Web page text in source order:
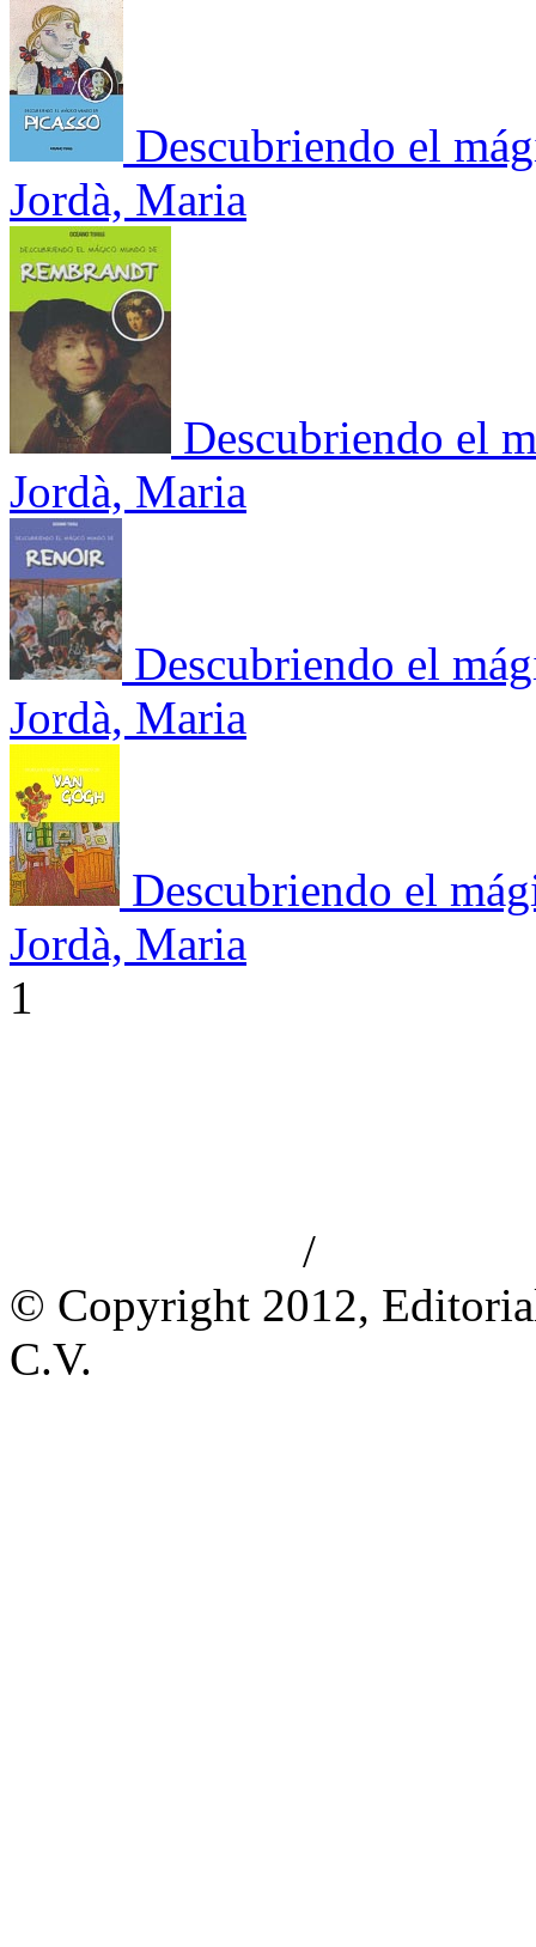
Descubriendo el
Jordà, Maria
Descubriendo el
Jordà, Maria
Descubriendo el
Jordà, Maria
Descubriendo el
Jordà, Maria
1
/
© Copyright 2012,
C.V.